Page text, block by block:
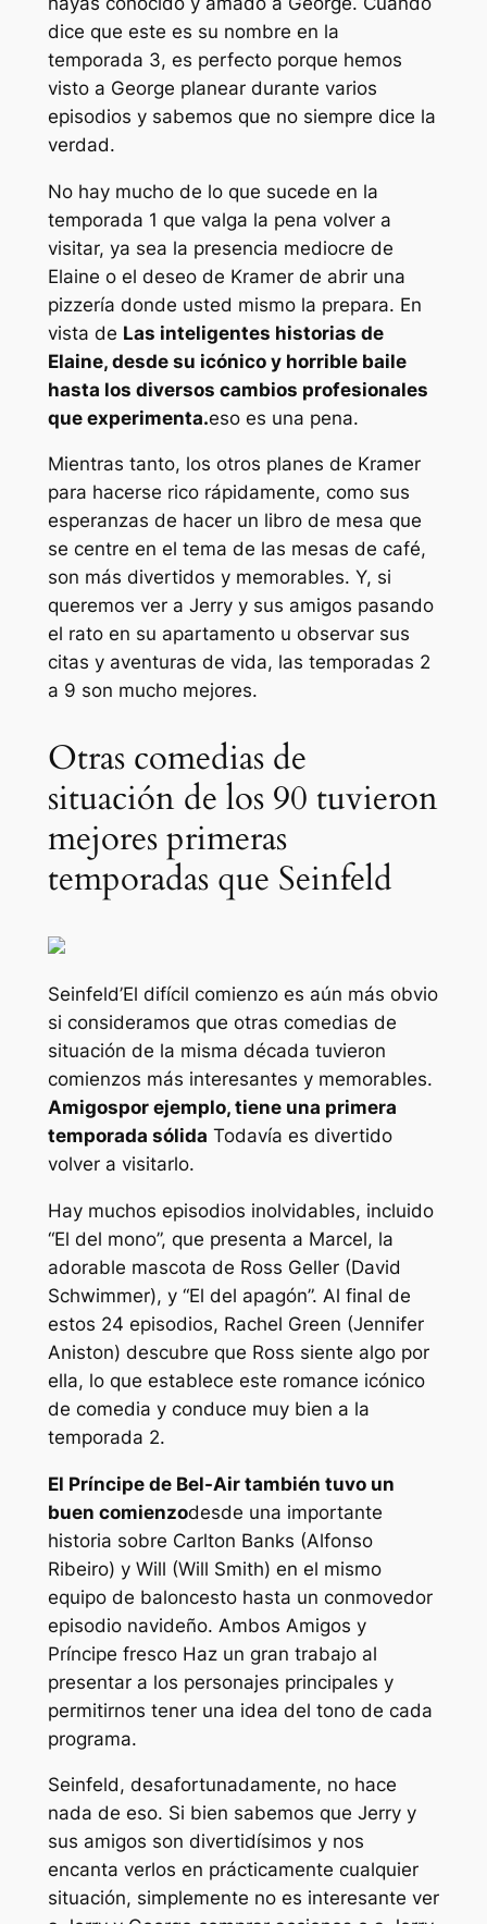
dice que este es su nombre en la
temporada 3, es perfecto porque hemos
visto a George planear durante varios
episodios y sabemos que no siempre dice la
verdad.
No hay mucho de lo que sucede en la
temporada 1 que valga la pena volver a
visitar, ya sea la presencia mediocre de
Elaine o el deseo de Kramer de abrir una
pizzería donde usted mismo la prepara. En
vista de Las inteligentes historias de
Elaine, desde su icónico y horrible baile
hasta los diversos cambios profesionales
que experimenta.eso es una pena.
Mientras tanto, los otros planes de Kramer
para hacerse rico rápidamente, como sus
esperanzas de hacer un libro de mesa que
se centre en el tema de las mesas de café,
son más divertidos y memorables. Y, si
queremos ver a Jerry y sus amigos pasando
el rato en su apartamento u observar sus
citas y aventuras de vida, las temporadas 2
a 9 son mucho mejores.
Otras comedias de
situación de los 90 tuvieron
mejores primeras
temporadas que Seinfeld
Seinfeld’El difícil comienzo es aún más obvio
si consideramos que otras comedias de
situación de la misma década tuvieron
comienzos más interesantes y memorables.
Amigospor ejemplo, tiene una primera
temporada sólida Todavía es divertido
volver a visitarlo.
Hay muchos episodios inolvidables, incluido
“El del mono”, que presenta a Marcel, la
adorable mascota de Ross Geller (David
Schwimmer), y “El del apagón”. Al final de
estos 24 episodios, Rachel Green (Jennifer
Aniston) descubre que Ross siente algo por
ella, lo que establece este romance icónico
de comedia y conduce muy bien a la
temporada 2.
El Príncipe de Bel-Air también tuvo un
buen comienzodesde una importante
historia sobre Carlton Banks (Alfonso
Ribeiro) y Will (Will Smith) en el mismo
equipo de baloncesto hasta un conmovedor
episodio navideño. Ambos Amigos y
Príncipe fresco Haz un gran trabajo al
presentar a los personajes principales y
permitirnos tener una idea del tono de cada
programa.
Seinfeld, desafortunadamente, no hace
nada de eso. Si bien sabemos que Jerry y
sus amigos son divertidísimos y nos
encanta verlos en prácticamente cualquier
situación, simplemente no es interesante ver